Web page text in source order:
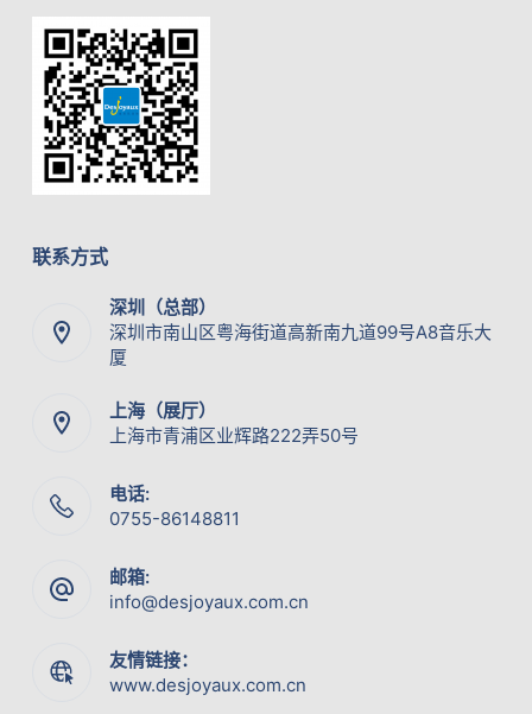
联系方式
深圳（总部）
深圳市南山区粤海街道高新南九道99号A8音乐大
厦
上海（展厅）
上海市青浦区业辉路222弄50号
电话:
0755-86148811
邮箱:
info@desjoyaux.com.cn
友情链接：
www.desjoyaux.com.cn